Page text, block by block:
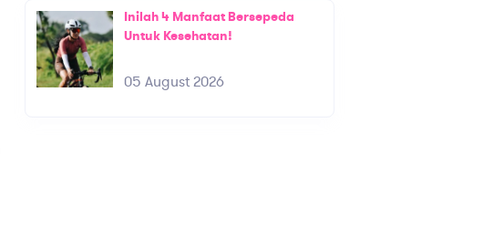
Inilah 4 Manfaat Bersepeda
Untuk Kesehatan!
05 August 2026